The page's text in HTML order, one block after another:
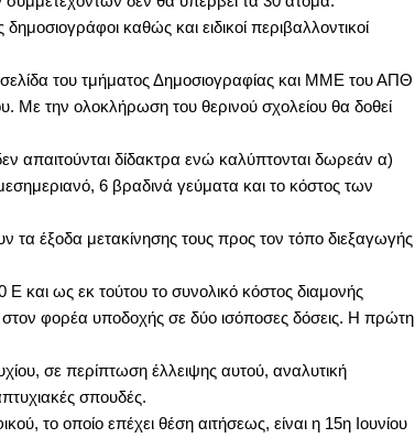
καθώς και ειδικοί περιβαλλοντικοί
του τμήματος Δημοσιογραφίας και ΜΜΕ του ΑΠΘ
Με την ολοκλήρωση του θερινού σχολείου θα δοθεί
απαιτούνται δίδακτρα ενώ καλύπτονται δωρεάν α)
6 βραδινά γεύματα και το κόστος των
τα έξοδα μετακίνησης τους προς τον τόπο διεξαγωγής
Ε και ως εκ τούτου το συνολικό κόστος διαμονής
φορέα υποδοχής σε δύο ισόποσες δόσεις. Η πρώτη
σε περίπτωση έλλειψης αυτού, αναλυτική
σπουδές.
το οποίο επέχει θέση αιτήσεως, είναι η 15η Ιουνίου